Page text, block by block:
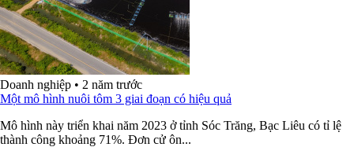
Doanh nghiệp • 2 năm trước
Một mô hình nuôi tôm 3 giai đoạn có hiệu quả
Mô hình này triển khai năm 2023 ở tỉnh Sóc Trăng, Bạc Liêu có tỉ lệ
thành công khoảng 71%. Đơn cử ôn...